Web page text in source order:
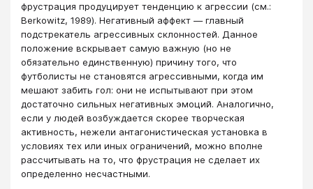
фрустрация продуцирует тенденцию к агрессии (см.:
Berkowitz, 1989). Негативный аффект — главный
подстрекатель агрессивных склонностей. Данное
положение вскрывает самую важную (но не
обязательно единственную) причину того, что
футболисты не становятся агрессивными, когда им
мешают забить гол: они не испытывают при этом
достаточно сильных негативных эмоций. Аналогично,
если у людей возбуждается скорее творческая
активность, нежели антагонистическая установка в
условиях тех или иных ограничений, можно вполне
рассчитывать на то, что фрустрация не сделает их
определенно несчастными.